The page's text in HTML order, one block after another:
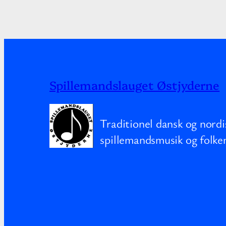
Spillemandslauget Østjyderne
Traditionel dansk og
spillemandsmusik og